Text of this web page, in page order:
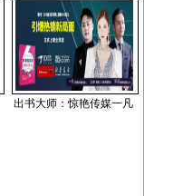
出书大师：惊艳传媒一凡